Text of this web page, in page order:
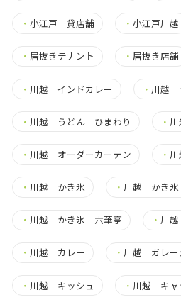
・ 小江戸 貸店舗 ・小江戸川越
・ 居抜きテナント ・居抜き店舗
・ 川越 インドカレー ・ 川越
・ 川越 うどん ひまわり ・
・ 川越 オーダーカーテン ・
・ 川越 かき氷 ・ 川越 かき
・ 川越 かき氷 六華亭 ・ 川
・ 川越 カレー ・ 川越 ガレー
・ 川越 キッシュ ・ 川越 キャ